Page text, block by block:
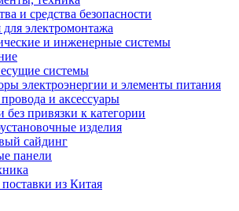
и средства безопасности
электромонтажа
и инженерные системы
системы
электроэнергии и элементы питания
и аксессуары
без привязки к категории
изделия
сайдинг
панели
из Китая